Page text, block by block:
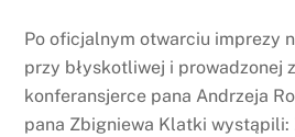
Po oficjalnym otwarciu imprezy
przy błyskotliwej i prowadzonej
konferansjerce pana Andrzeja
pana Zbigniewa Klatki wystąpili: